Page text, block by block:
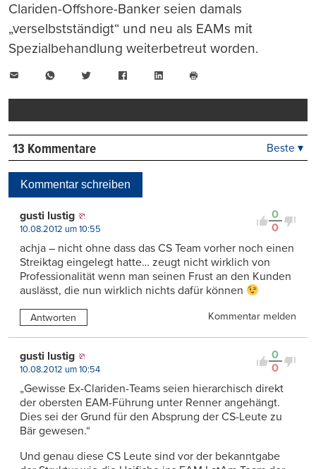
Clariden-Offshore-Banker seien damals
„verselbstständigt“ und neu als EAMs mit
Spezialbehandlung weiterbetreut worden.
WhatsAppTwitter FacebookLinkedIn
drucken
13 Kommentare Beste ▾
Kommentar schreiben
0
0
gusti lustig
10.08.2012 um 10:55
achja – nicht ohne dass das CS Team vorher noch einen
Streiktag eingelegt hatte… zeugt nicht wirklich von
Professionalität wenn man seinen Frust an den Kunden
auslässt, die nun wirklich nichts dafür können
Antworten Kommentar melden
0
0
gusti lustig
10.08.2012 um 10:54
„Gewisse Ex-Clariden-Teams seien hierarchisch direkt
der obersten EAM-Führung unter Renner angehängt.
Dies sei der Grund für den Absprung der CS-Leute zu
Bär gewesen.“
Und genau diese CS Leute sind vor der bekanntgabe